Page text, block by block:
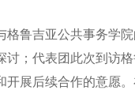
吉亚公共事务学院
讨；代表团此次到访
开展后续合作的意愿